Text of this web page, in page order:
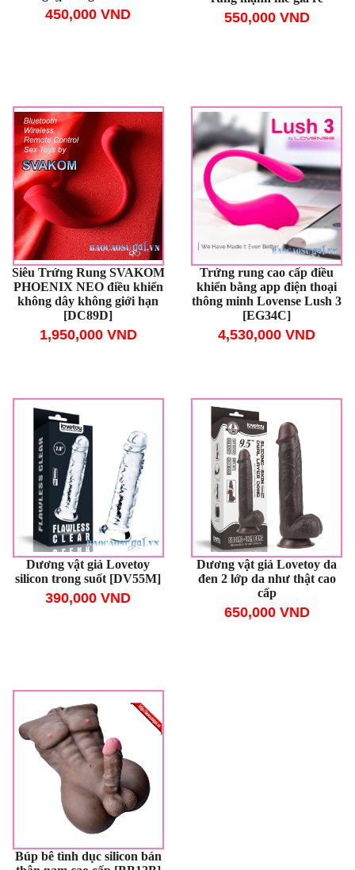
450,000 VND 550,000 VND
Siêu Trứng Rung SVAKOM
PHOENIX NEO điều khiển
không dây không giới hạn
[DC89D]
1,950,000 VND
Trứng rung cao cấp điều
khiển bằng app điện thoại
thông minh Lovense Lush 3
[EG34C]
4,530,000 VND
Dương vật giả Lovetoy
silicon trong suốt [DV55M]
390,000 VND
Dương vật giả Lovetoy da
đen 2 lớp da như thật cao
cấp
650,000 VND
Búp bê tình dục silicon bán